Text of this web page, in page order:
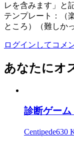
レを含みます」と
テンプレート：（
ところ）（難しか
ログインしてコメ
あなたにオ
診断ゲーム
Centipede630